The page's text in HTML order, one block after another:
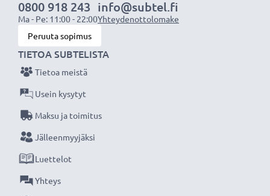
huoneenlämmössä. Jos akku säilytetään laitteessa, se
voi aiheuttaa ennenaikaista kulumista.
Valitse CELLONIC, etkä tingi laadusta. Tilaa nyt!
0800 918 243
Ma - Pe: 11:00 - 22:00
info@subtel.fi
Yhteydenottolomake
Peruuta sopimus
TIETOA SUBTELISTA
Tietoa meistä
Usein kysytyt
Maksu ja toimitus
Jälleenmyyjäksi
Luettelot
Yhteys